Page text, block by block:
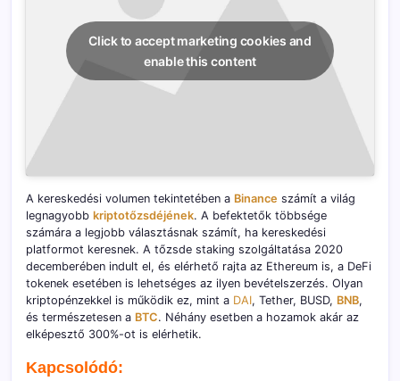
Click to accept marketing cookies and
enable this content
A kereskedési volumen tekintetében a Binance számít a világ
legnagyobb kriptotőzsdéjének. A befektetők többsége
számára a legjobb választásnak számít, ha kereskedési
platformot keresnek. A tőzsde staking szolgáltatása 2020
decemberében indult el, és elérhető rajta az Ethereum is, a DeFi
tokenek esetében is lehetséges az ilyen bevételszerzés. Olyan
kriptopénzekkel is működik ez, mint a DAI, Tether, BUSD, BNB,
és természetesen a BTC. Néhány esetben a hozamok akár az
elképesztő 300%-ot is elérhetik.
Kapcsolódó: